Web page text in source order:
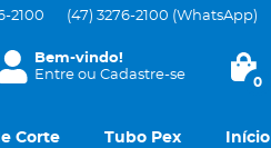
2100 (47) 3276-2100 (WhatsApp)
Bem-vindo!
Entreou Cadastre-se 0
Corte Tubo Pex Início